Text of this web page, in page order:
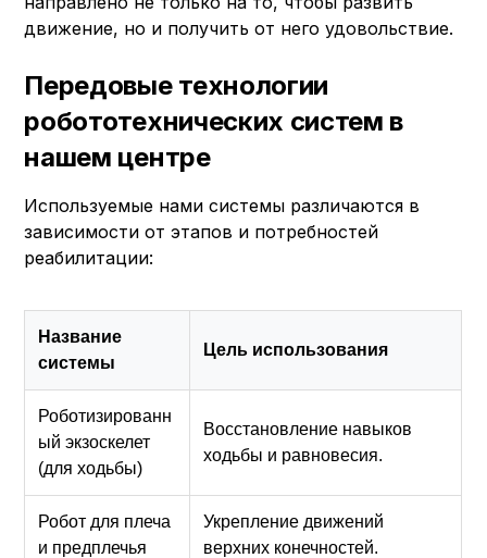
движение, но и получить от него удовольствие.
Передовые технологии
робототехнических систем в
нашем центре
Используемые нами системы различаются в
зависимости от этапов и потребностей
реабилитации:
Название
системы
Цель использования
Роботизированн
ый экзоскелет
(для ходьбы)
Восстановление навыков
ходьбы и равновесия.
Робот для плеча
и предплечья
Укрепление движений
верхних конечностей.